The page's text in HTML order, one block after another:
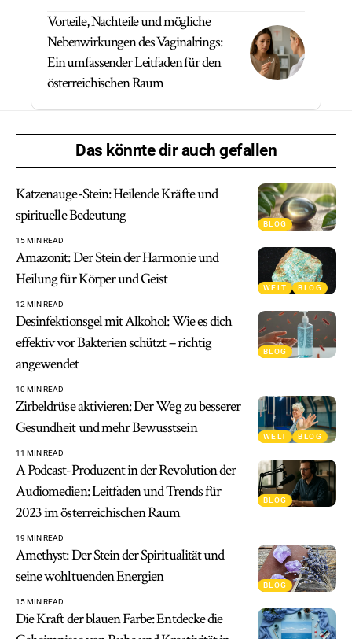
Vorteile, Nachteile und mögliche
Nebenwirkungen des Vaginalrings:
Ein umfassender Leitfaden für den
österreichischen Raum
Das könnte dir auch gefallen
BLOG
Katzenauge-Stein: Heilende Kräfte und
spirituelle Bedeutung
15 MIN READ
WELT BLOG
Amazonit: Der Stein der Harmonie und
Heilung für Körper und Geist
12 MIN READ
BLOG
Desinfektionsgel mit Alkohol: Wie es dich
effektiv vor Bakterien schützt – richtig
angewendet
10 MIN READ
WELT BLOG
Zirbeldrüse aktivieren: Der Weg zu besserer
Gesundheit und mehr Bewusstsein
11 MIN READ
BLOG
A Podcast-Produzent in der Revolution der
Audiomedien: Leitfaden und Trends für
2023 im österreichischen Raum
19 MIN READ
BLOG
Amethyst: Der Stein der Spiritualität und
seine wohltuenden Energien
15 MIN READ
Die Kraft der blauen Farbe: Entdecke die